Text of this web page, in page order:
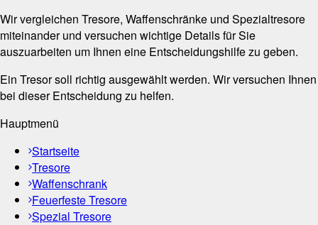
Wir vergleichen Tresore, Waffenschränke und Spezialtresore
miteinander und versuchen wichtige Details für Sie
auszuarbeiten um Ihnen eine Entscheidungshilfe zu geben.
Ein Tresor soll richtig ausgewählt werden. Wir versuchen Ihnen
bei dieser Entscheidung zu helfen.
Hauptmenü
Startseite
Tresore
Waffenschrank
Feuerfeste Tresore
Spezial Tresore